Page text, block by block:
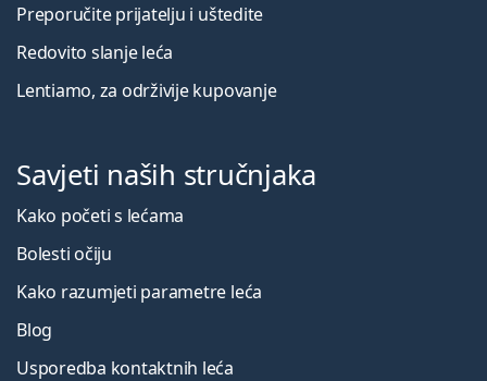
Preporučite prijatelju i uštedite
Redovito slanje leća
Lentiamo, za održivije kupovanje
Savjeti naših stručnjaka
Kako početi s lećama
Bolesti očiju
Kako razumjeti parametre leća
Blog
Usporedba kontaktnih leća